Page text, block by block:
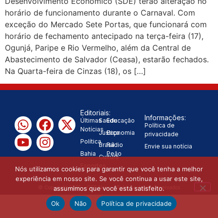
“Tomamos a decisão de
caminhar com Flávio Bolsonaro”, diz
Junior Marabá | Leandro de
Jesus discorda de Zema sobre fim
condições para as pessoas
|
horário de funcionamento durante o Carnaval. Com
exceção do Mercado Sete Portas, que funcionará com
horário de fechamento antecipado na terça-feira (17),
Ogunjá, Paripe e Rio Vermelho, além da Central de
Abastecimento de Salvador (Ceasa), estarão fechados.
Na Quarta-feira de Cinzas (18), os […]
Editoriais:
Últimas
Notícias
Política
Bahia
Esportes
Saúde
Justiça
Brasil
Cultura
Educação
Economia
Rádio
Peão
Informações:
Política de
privacidade
Envie sua notícia
© Copyright 2025 - OFF News - Todos os direitos reservados
Nós utilizamos cookies para garantir que você tenha a melhor
experiência em nosso site. Se você continua a usar este site,
assumimos que você está satisfeito.
Ok
Não Política de privacidade